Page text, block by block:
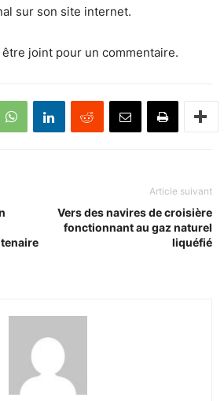
sur son site internet.
être joint pour un commentaire.
Article suivant
Vers des navires de croisière
fonctionnant au gaz naturel
liquéfié